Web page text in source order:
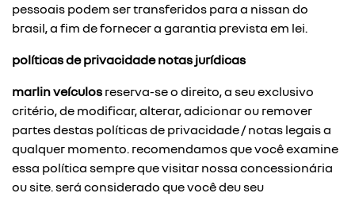
pessoais podem ser transferidos para a nissan do
brasil, a fim de fornecer a garantia prevista em lei.
políticas de privacidade notas jurídicas
marlin veículos reserva-se o direito, a seu exclusivo
critério, de modificar, alterar, adicionar ou remover
partes destas políticas de privacidade / notas legais a
qualquer momento. recomendamos que você examine
essa política sempre que visitar nossa concessionária
ou site. será considerado que você deu seu